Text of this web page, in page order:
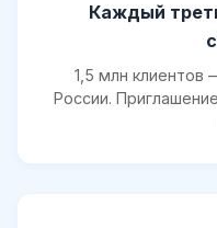
Каждый
1,5 млн
России.